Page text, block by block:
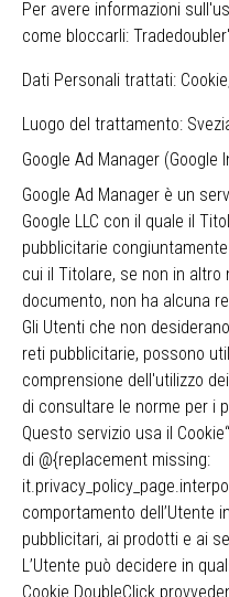
Per avere informazioni
come bloccarli:
Dati Personali trattati:
Luogo del trattamento:
Google Ad Manager (Google
Google Ad Manager è un
Google LLC con il quale il
pubblicitarie
cui il Titolare, se non in
documento, non ha alcuna
Gli Utenti che non
reti pubblicitarie, possono
comprensione dell'utilizzo
di consultare le norme per i
Questo servizio usa il
di @{replacement missing:
comportamento dell’Utente
pubblicitari, ai prodotti e ai
L’Utente può decidere in
Cookie DoubleClick